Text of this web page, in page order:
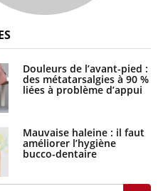
Douleurs de l’avant-pied :
des métatarsalgies à 90 %
liées à problème d’appui
Mauvaise haleine : il faut
améliorer l’hygiène
bucco-dentaire